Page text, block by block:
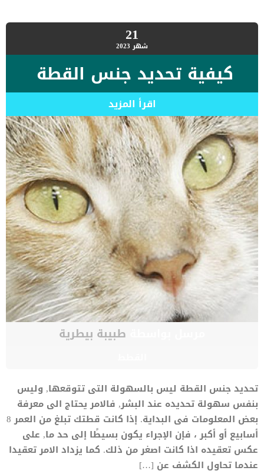
21شهر 2023
كيفية تحديد جنس القطة
اقرأ المزيد
طبيبة بيطرية
تحديد جنس القطة ليس بالسهولة التى تتوقعها, وليس
بنفس سهولة تحديده عند البشر, فالامر يحتاج الى معرفة
بعض المعلومات فى البداية. إذا كانت قطتك تبلغ من العمر 8
أسابيع أو أكبر ، فإن الإجراء يكون بسيطًا إلى حد ما, على
عكس تعقيده اذا كانت اصغر من ذلك. كما يزداد الامر تعقيدا
عندما تحاول الكشف عن […]